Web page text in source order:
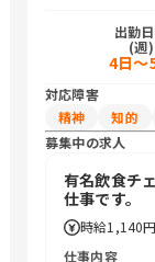
出勤
(週)
4日～
対応障害
精神
知的
募集中の求人
有名飲食チ
仕事です。
時給1,140円
仕事内容